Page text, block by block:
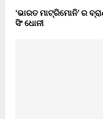
‘ଭାରତ ମାଟ୍ରିମୋନି’ ର
ସିଂ ଧୋନୀ